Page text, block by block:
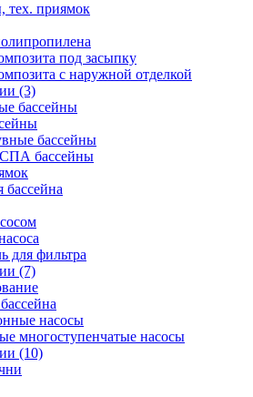
тех. приямок
под засыпку
с наружной отделкой
(3)
бассейны
бассейны
бассейны
бассейна
для фильтра
(7)
насосы
многоступенчатые насосы
(10)